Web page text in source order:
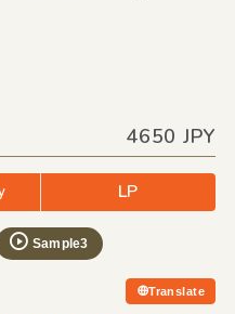
4650 JPY
LP
Sample3
Translate